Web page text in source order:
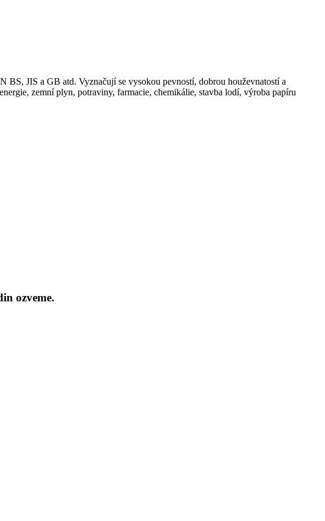
JIS a GB atd. Vyznačují se vysokou pevností, dobrou houževnatostí a
zemní plyn, potraviny, farmacie, chemikálie, stavba lodí, výroba papíru
ozveme.